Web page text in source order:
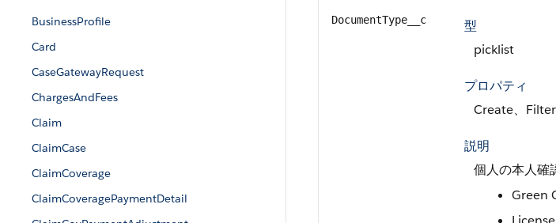
BusinessProfile
Card
CaseGatewayRequest
ChargesAndFees
Claim
ClaimCase
ClaimCoverage
ClaimCoveragePaymentDetail
DocumentType__c
型
picklist
プロパティ
Create、
説明
個人の本人確
Green